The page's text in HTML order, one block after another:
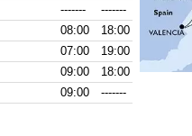
-------
-------
08:00
18:00
07:00
19:00
09:00
18:00
09:00 -------